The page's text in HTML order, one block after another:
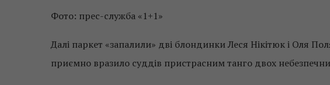
Фото: прес-служба «1+1»
Далі паркет «запалили» дві блондинки Леся Нікітюк і Оля
приємно вразило суддів пристрасним танго двох